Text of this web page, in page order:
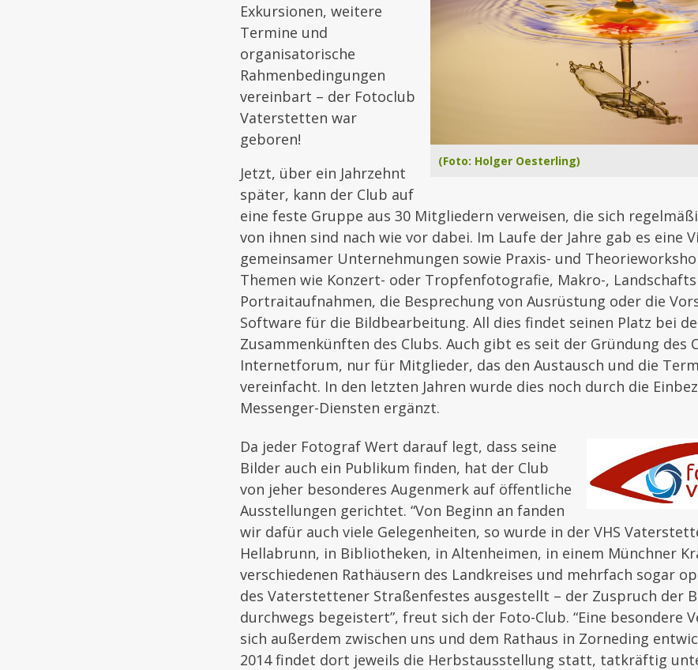
(Foto: Holger Oesterling)
Exkursionen, weitere
Termine und
organisatorische
Rahmenbedingungen
vereinbart – der Fotoclub
Vaterstetten war
geboren!
Jetzt, über ein Jahrzehnt
später, kann der Club auf
eine feste Gruppe aus 30 Mitgliedern verweisen, die sich
von ihnen sind nach wie vor dabei. Im Laufe der Jahre gab es eine
gemeinsamer Unternehmungen sowie Praxis- und
Themen wie Konzert- oder Tropfenfotografie, Makro-,
Portraitaufnahmen, die Besprechung von Ausrüstung oder die
Software für die Bildbearbeitung. All dies findet seinen Platz bei
Zusammenkünften des Clubs. Auch gibt es seit der Gründung des
Internetforum, nur für Mitglieder, das den Austausch und die
vereinfacht. In den letzten Jahren wurde dies noch durch die
Messenger-Diensten ergänzt.
Da jeder Fotograf Wert darauf legt, dass seine
Bilder auch ein Publikum finden, hat der Club
von jeher besonderes Augenmerk auf öffentliche
Ausstellungen gerichtet. “Von Beginn an fanden
wir dafür auch viele Gelegenheiten, so wurde in der VHS
Hellabrunn, in Bibliotheken, in Altenheimen, in einem Münchner
verschiedenen Rathäusern des Landkreises und mehrfach sogar
des Vaterstettener Straßenfestes ausgestellt – der Zuspruch der
durchwegs begeistert”, freut sich der Foto-Club. “Eine besondere
sich außerdem zwischen uns und dem Rathaus in Zorneding
2014 findet dort jeweils die Herbstausstellung statt, tatkräftig